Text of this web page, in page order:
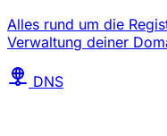
Alles rund um die
Verwaltung deiner
DNS